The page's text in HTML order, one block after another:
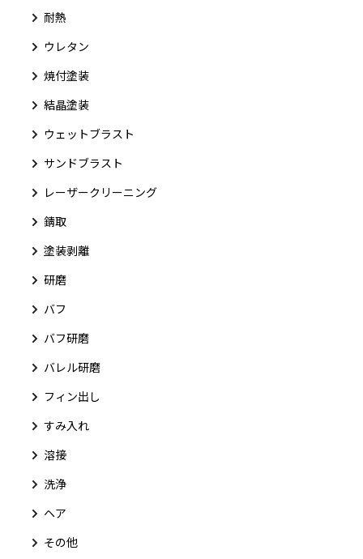
耐熱
ウレタン
焼付塗装
結晶塗装
ウェットブラスト
サンドブラスト
レーザークリーニング
錆取
塗装剥離
研磨
バフ
バフ研磨
バレル研磨
フィン出し
すみ入れ
溶接
洗浄
ヘア
その他